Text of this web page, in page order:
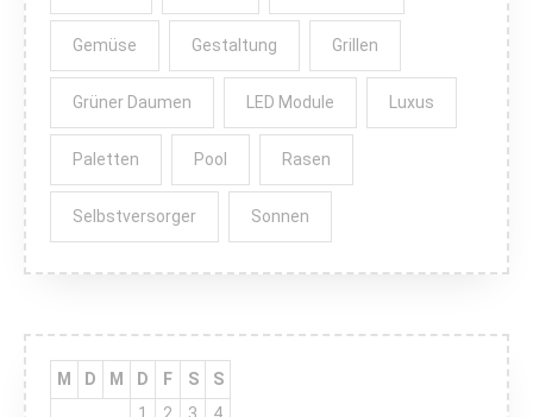
Gemüse Gestaltung Grillen
Grüner Daumen LED Module Luxus
Paletten Pool Rasen
Selbstversorger Sonnen
M D M D F S
S